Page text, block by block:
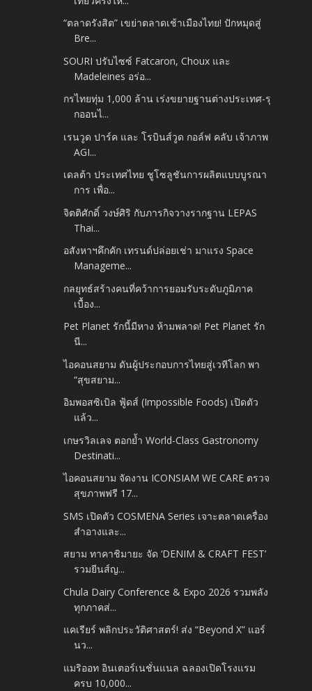
“ตลาดรังสิต” เขย่าตลาดเช้าเมืองไทย! ปักหมุดสู่
Bre...
SOURI ปรับไซซ์ Fatcaron, Choux และ
Madeleines อร่อ...
กรไทยทุ่ม 1,000 ล้าน เร่งขยายฐานต่างประเทศ-รุ
กออนไ...
เรนวูด ปาร์ค และ โรบินส์วูด กอล์ฟ คลับ เจ้าภาพ
AGI...
เดลต้า ประเทศไทย ชูโซลูชันการผลิตแบบบูรณา
การ เพื่อ...
จิตติศักดิ์ วงษ์ศิริ กับภารกิจวางรากฐาน LEPAS
Thai...
อสังหาฯคึกคัก เทรนด์ปล่อยเช่า มาแรง Space
Manageme...
กลยุทธ์สร้างคนที่คว้าการยอมรับระดับภูมิภาค
เบื้อง...
Pet Planet รักนี้มีหาง ห้ามพลาด! Pet Planet รัก
นี...
ไอคอนสยาม ดันผู้ประกอบการไทยสู่เวทีโลก พา
“สุขสยาม...
อิมพอสซิเบิล ฟู้ดส์ (Impossible Foods) เปิดตัว
แล้ว...
เกษรวิลเลจ ตอกย้ำ World-Class Gastronomy
Destinati...
ไอคอนสยาม จัดงาน ICONSIAM WE CARE ตรวจ
สุขภาพฟรี 17...
SMS เปิดตัว COSMENA Series เจาะตลาดเครื่อง
สำอางและ...
สยาม ทาคาชิมายะ จัด ‘DENIM & CRAFT FEST’
รวมยีนส์ญ...
Chula Dairy Conference & Expo 2026 รวมพลัง
ทุกภาคส่...
แคเรียร์ พลิกประวัติศาสตร์! ส่ง “Beyond X” แอร์
นว...
แมริออท อินเตอร์เนชั่นแนล ฉลองเปิดโรงแรม
ครบ 10,000...